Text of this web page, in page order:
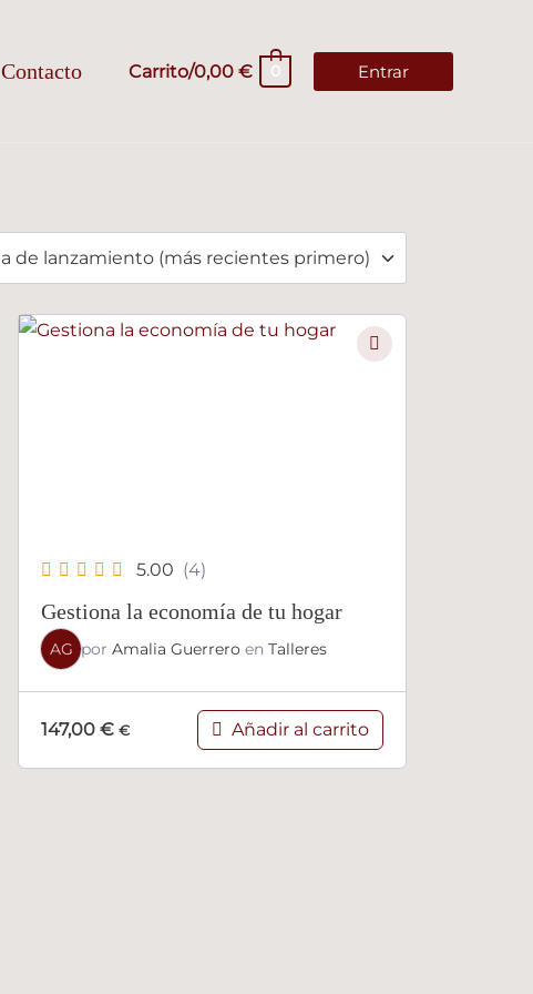
Contacto Carrito/0,00€ 0 Entrar
5.00 (4)
Gestiona la economía de tu hogar
AG porAmalia Guerrero enTalleres
147,00€ € Añadir al carrito